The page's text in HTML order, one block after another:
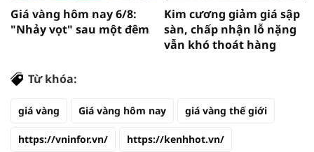
Giá vàng hôm nay 6/8:
"Nhảy vọt" sau một đêm
Kim cương giảm giá sập
sàn, chấp nhận lỗ nặng
vẫn khó thoát hàng
Từ khóa:
giá vàng Giá vàng hôm nay giá vàng thế giới
https://vninfor.vn/ https://kenhhot.vn/